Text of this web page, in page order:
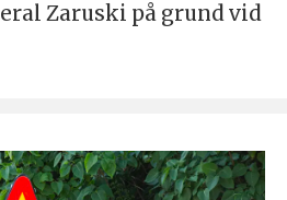
Zaruski på grund vid